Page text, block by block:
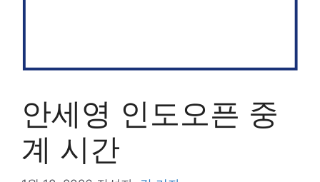
안세영 인도오픈 중
계 시간